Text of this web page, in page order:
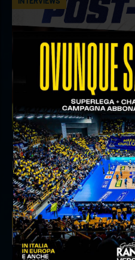
18 aprile 2026
Il commento del ds
Semifinali Play Off
INTERVIEWS